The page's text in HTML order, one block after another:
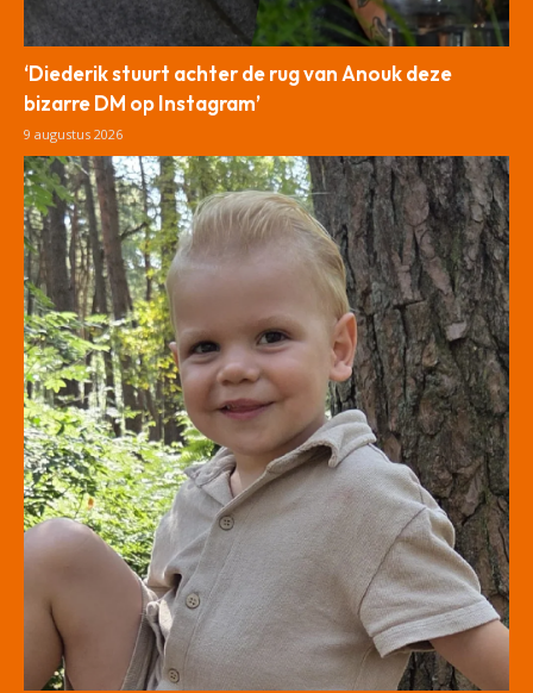
‘Diederik stuurt achter de rug van Anouk deze
bizarre DM op Instagram’
9 augustus 2026